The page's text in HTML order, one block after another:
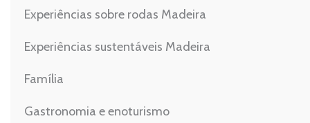
Experiências sobre rodas Madeira
Experiências sustentáveis Madeira
Família
Gastronomia e enoturismo